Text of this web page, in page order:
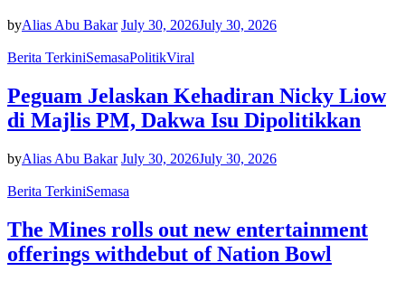
byAlias Abu Bakar July 30, 2026July 30, 2026
Berita TerkiniSemasaPolitikViral
Peguam Jelaskan Kehadiran Nicky Liow
di Majlis PM, Dakwa Isu Dipolitikkan
byAlias Abu Bakar July 30, 2026July 30, 2026
Berita TerkiniSemasa
The Mines rolls out new entertainment
offerings withdebut of Nation Bowl